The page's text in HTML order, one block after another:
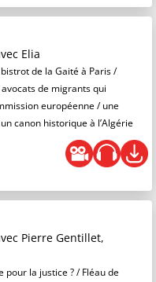
Elia
de la Gaité à Paris /
de migrants qui
européenne / une
canon historique à l’Algérie
Pierre Gentillet,
la justice ? / Fléau de